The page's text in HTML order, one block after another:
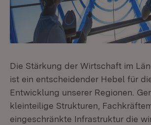
Die Stärkung der Wirtschaft im
ist ein entscheidender Hebel für
Entwicklung unserer Regionen.
kleinteilige Strukturen,
eingeschränkte Infrastruktur die